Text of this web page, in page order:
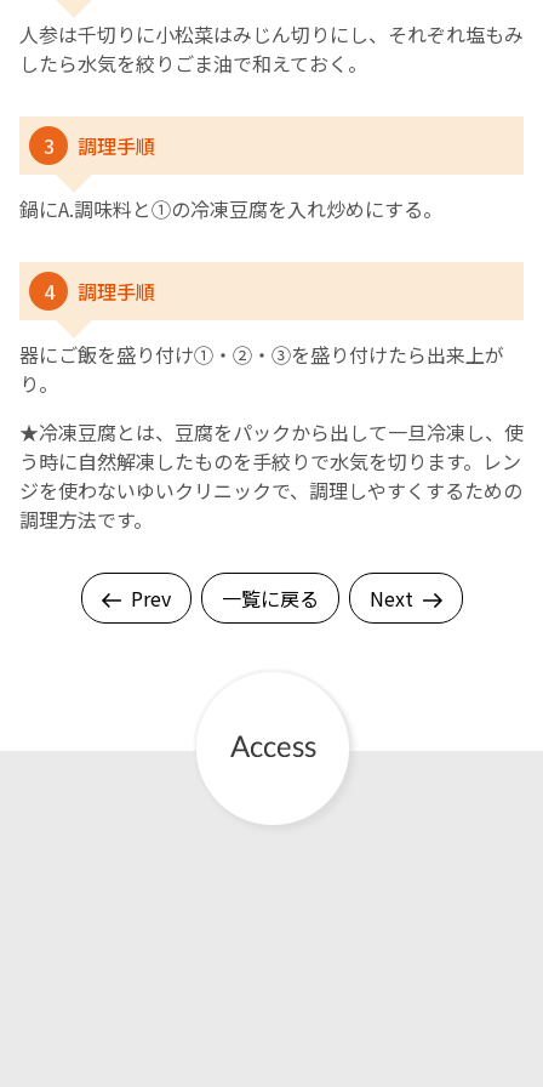
人参は千切りに小松菜はみじん切りにし、それぞれ塩もみ
したら水気を絞りごま油で和えておく。
3 調理手順
鍋にA.調味料と①の冷凍豆腐を入れ炒めにする。
4 調理手順
器にご飯を盛り付け①・➁・③を盛り付けたら出来上が
り。
★冷凍豆腐とは、豆腐をパックから出して一旦冷凍し、使
う時に自然解凍したものを手絞りで水気を切ります。レン
ジを使わないゆいクリニックで、調理しやすくするための
調理方法です。
Prev 一覧に戻る Next